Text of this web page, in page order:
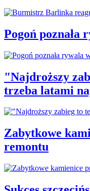
Pogoń poznała
"Najdroższy
trzeba latami
Zabytkowe
remontu